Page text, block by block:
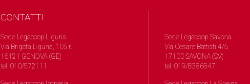
CONTATTI
Sede Legacoop Liguria
Via Brigata Liguria, 105 r.
16121 GENOVA (GE)
tel: 010/572111
Sede Legacoop Savona
Via Cesare Battisti 4/6
17100 SAVONA (SV)
tel: 019/8386847